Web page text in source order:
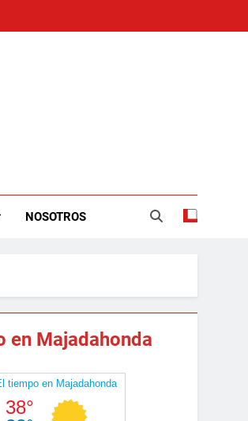
NOSOTROS
en Majadahonda